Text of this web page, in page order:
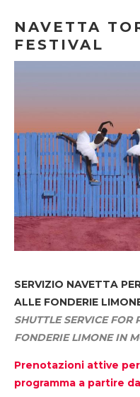
NAVETTA
FESTIVAL
SERVIZIO NAVETTA
ALLE FONDERIE
SHUTTLE SERVICE FOR
FONDERIE LIMONE IN
Prenotazioni attive
programma a partire